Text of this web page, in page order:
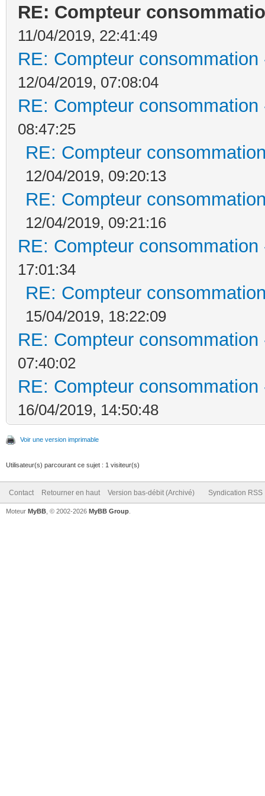
RE: Compteur
11/04/2019, 22:41:49
RE: Compteur consommation
12/04/2019, 07:08:04
RE: Compteur consommation
08:47:25
RE: Compteur
12/04/2019, 09:20:13
RE: Compteur
12/04/2019, 09:21:16
RE: Compteur consommation
17:01:34
RE: Compteur
15/04/2019, 18:22:09
RE: Compteur consommation
07:40:02
RE: Compteur consommation
16/04/2019, 14:50:48
Voir une version imprimable
Utilisateur(s) parcourant ce sujet : 1 visiteur(s)
Contact Retourner en haut Version bas-débit (Archivé) Syndication RSS
Moteur MyBB , © 2002-2026 MyBB Group